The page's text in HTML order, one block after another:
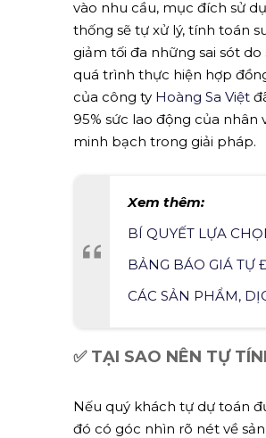
vào nhu cầu, mục đích sử
thống sẽ tự xử lý, tính toán
giảm tối đa những sai sót
quá trình thực hiện hợp
của công ty Hoàng Sa Việt
95% sức lao động của
minh bạch trong giải pháp.
Xem thêm:
BÍ QUYẾT LỰA
BẢNG BÁO GIÁ TỰ
CÁC SẢN PHẨM,
✅ TẠI SAO NÊN TỰ
Nếu quý khách tự dự toán
đó có góc nhìn rõ nét về